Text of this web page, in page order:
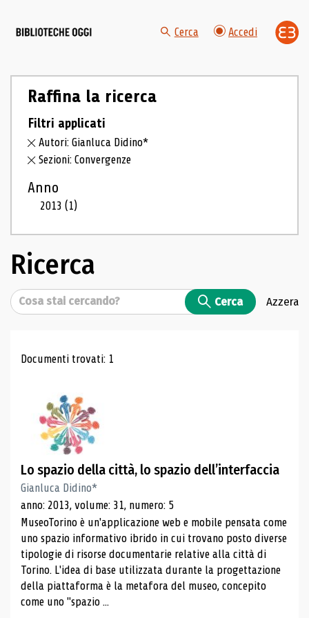
Cerca Accedi
Raffina la ricerca
Filtri applicati
Autori: Gianluca Didino*
Sezioni: Convergenze
Anno
2013(1)
Ricerca
Cerca Cerca Azzera
Risultati di ricerca
Documenti trovati: 1
Lo spazio della città, lo spazio dell’interfaccia
Gianluca Didino*
anno: 2013, volume: 31, numero: 5
MuseoTorino è un'applicazione web e mobile pensata come
uno spazio informativo ibrido in cui trovano posto diverse
tipologie di risorse documentarie relative alla città di
Torino. L'idea di base utilizzata durante la progettazione
della piattaforma è la metafora del museo, concepito
come uno "spazio ...